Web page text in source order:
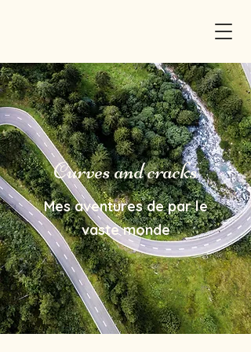
Curves and cracks
Mes aventures de par le
vaste monde